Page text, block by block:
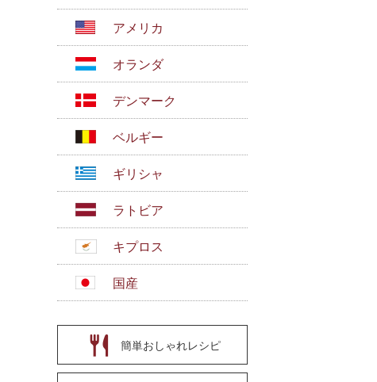
アメリカ
オランダ
デンマーク
ベルギー
ギリシャ
ラトビア
キプロス
国産
簡単おしゃれレシピ